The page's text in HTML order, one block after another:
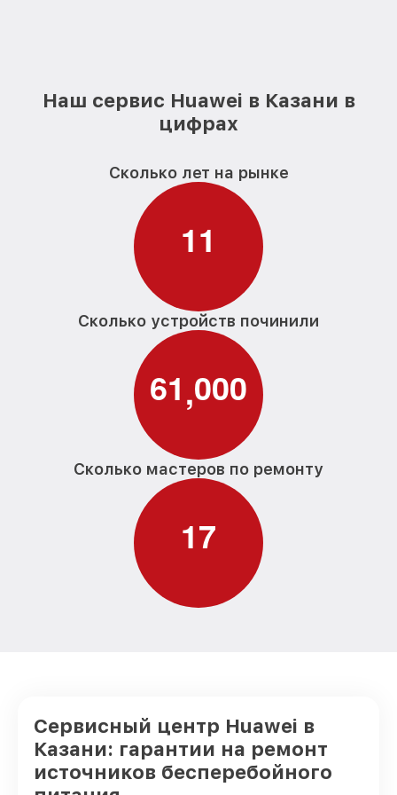
Наш сервис Huawei в Казани в
цифрах
Сколько лет на рынке
11
Сколько устройств починили
61,000
Сколько мастеров по ремонту
17
Сервисный центр Huawei в
Казани: гарантии на ремонт
источников бесперебойного